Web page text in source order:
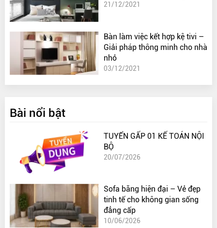
21/12/2021
Bàn làm việc kết hợp kệ tivi –
Giải pháp thông minh cho nhà
nhỏ
03/12/2021
Bài nổi bật
TUYỂN GẤP 01 KẾ TOÁN NỘI
BỘ
20/07/2026
Sofa băng hiện đại – Vẻ đẹp
tinh tế cho không gian sống
đẳng cấp
10/06/2026